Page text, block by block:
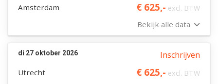
Amsterdam
Bekijk alle data
€ 625,- excl. BTW
di 27 oktober 2026
Utrecht
Inschrijven
€ 625,- excl. BTW